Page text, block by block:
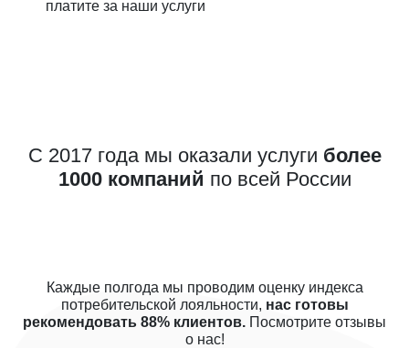
платите за наши услуги
С 2017 года мы оказали услуги более
1000 компаний по всей России
Каждые полгода мы проводим оценку индекса
потребительской лояльности, нас готовы
рекомендовать 88% клиентов. Посмотрите отзывы
о нас!